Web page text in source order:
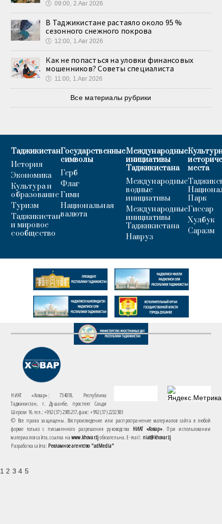
🕔 09:00, 2.Авг 2026
В Таджикистане растаяло около 95 %
сезонного снежного покрова
🕔 12:00, 1.Авг 2026
Как не попасться на уловки финансовых
мошенников? Советы специалиста
🕔 11:00, 1.Авг 2026
Все материалы рубрики
Таджикистан
История
Экономика
Культура и
образование
Туризм
Таджикистан
и мировое
сообщество
Государственные
символы
Герб
Флаг
Гимн
Национальная
валюта
Международные
инициативы
Таджикистана
Международные
водные
инициативы
Международные
инициативы
Таджикистана
Навруз
места
Парк
Гиссар
Хулбук
Саразм
НИАТ «Ховар»: 734018, Республика
Таджикистан, г. Душанбе, проспект Саъди
Шерози 16. тел.: +992 (37) 2385217, факс: +992 (37) 2232383
© Все права защищены. Воспроизведение или распространение материалов сайта в любой
форме только с письменного разрешения руководства НИАТ «Ховар». При использовании
материалов сайта, ссылка наwww.khovar.tjобязательна. E-mail: niat@khovar.tj
Разработка сайта: Рекламное агентство "adMedia"
1 2 3 4 5